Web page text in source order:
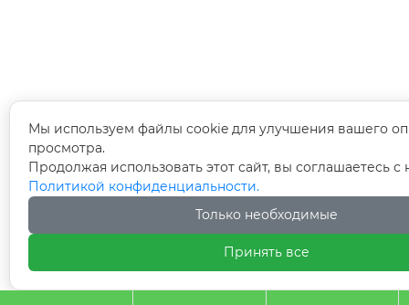
Мы используем файлы cookie для улучшения вашего
просмотра.
Продолжая использовать этот сайт, вы соглашаетесь
Политикой конфиденциальности.
Только необходимые
Принять все